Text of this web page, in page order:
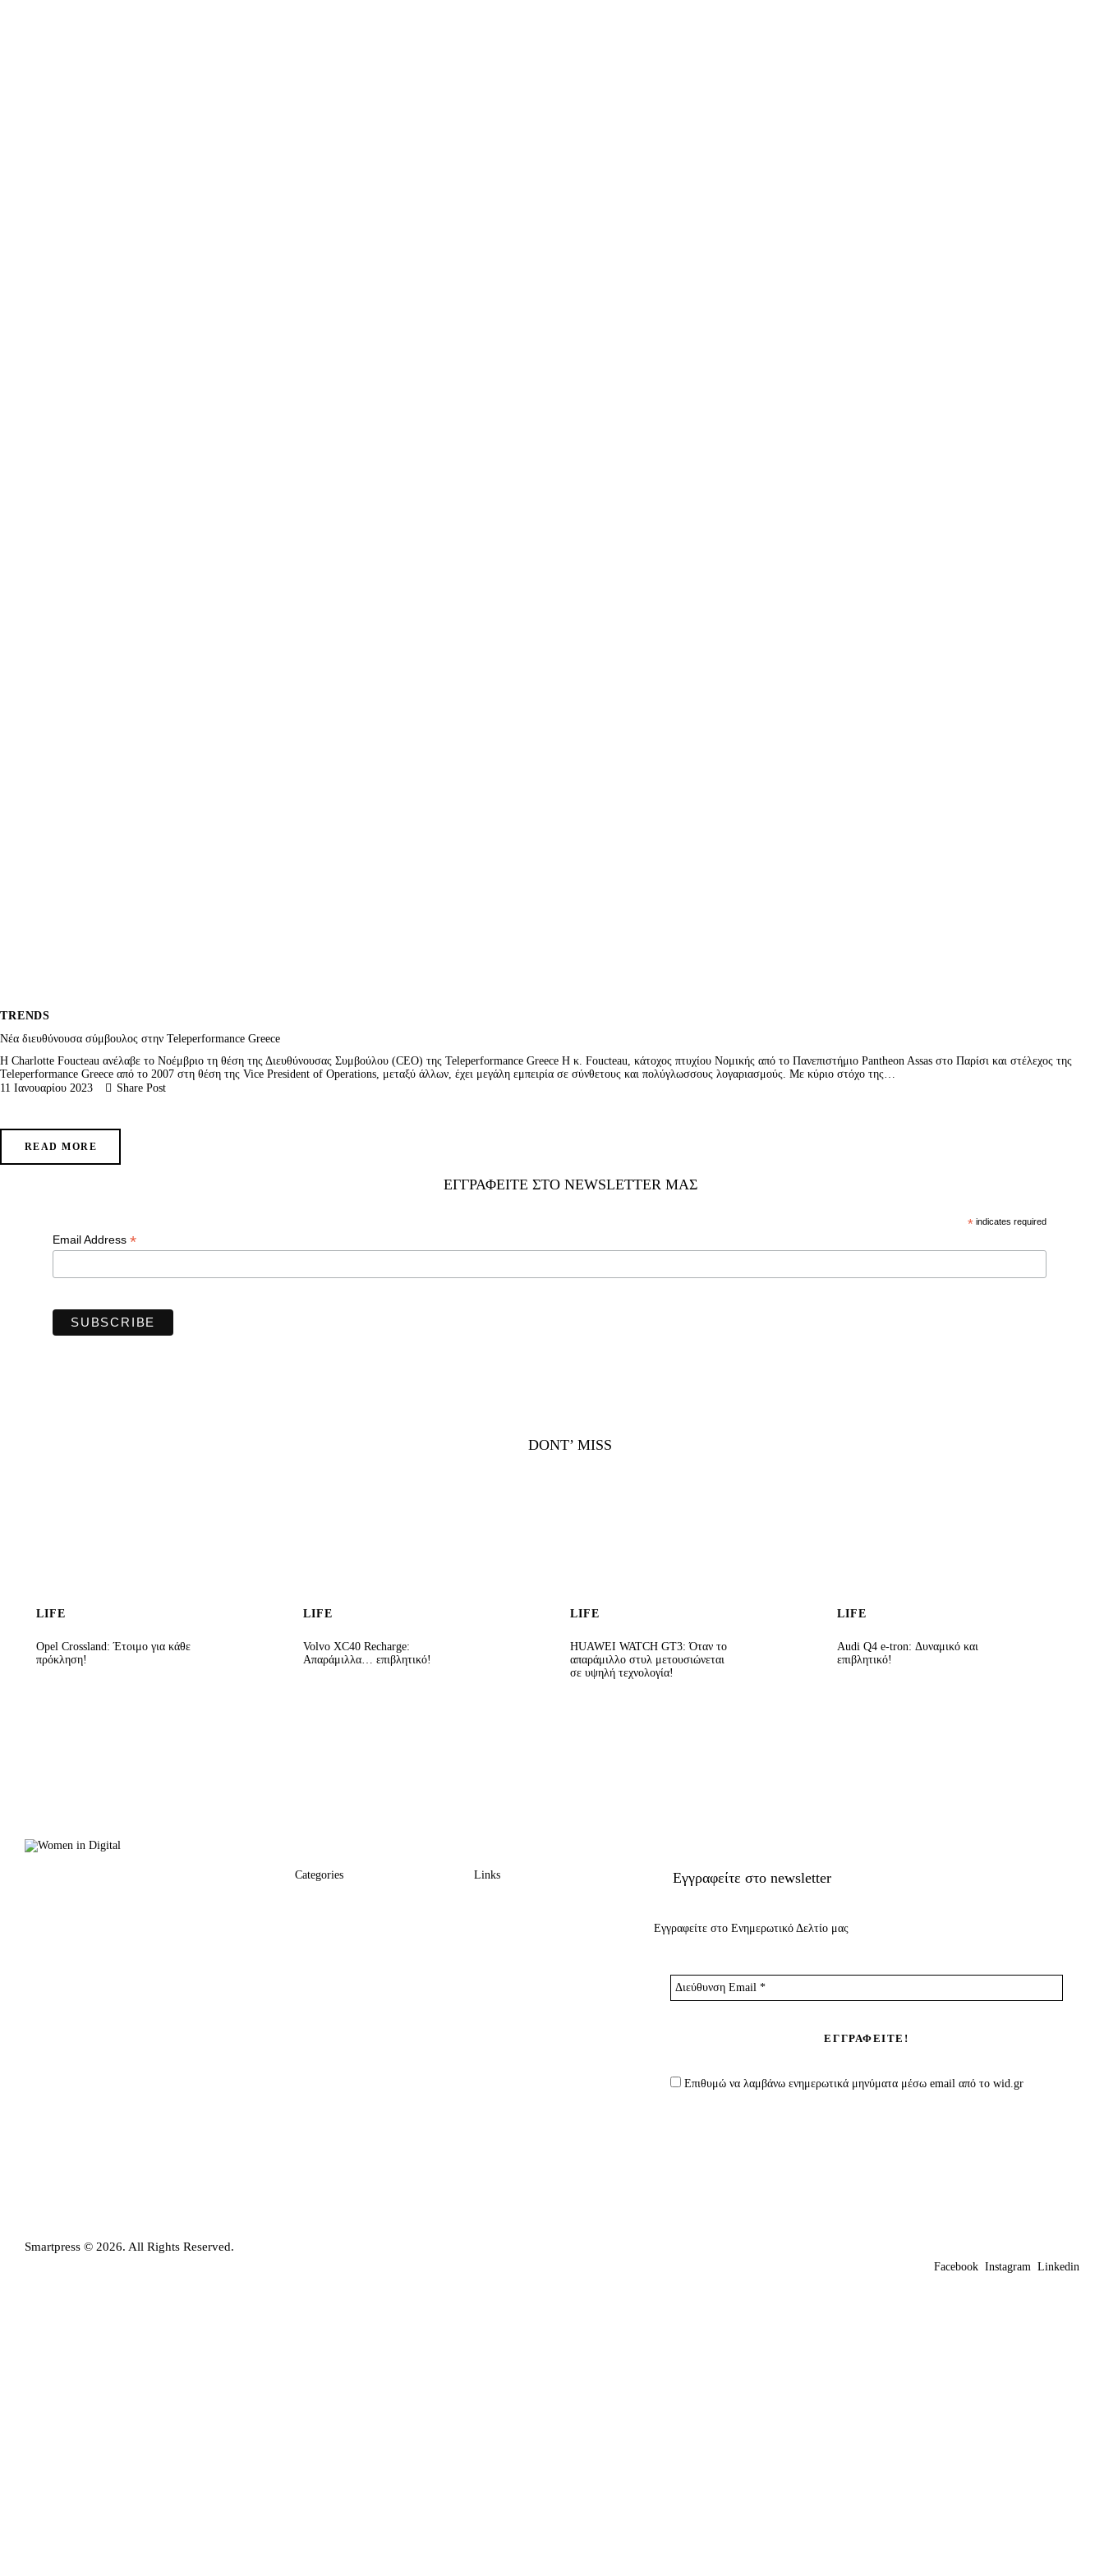
TRENDS
Νέα διευθύνουσα σύμβουλος στην Teleperformance Greece
H Charlotte Foucteau ανέλαβε το Νοέμβριο τη θέση της Διευθύνουσας Συμβούλου (CEO) της Teleperformance Greece H κ. Foucteau, κάτοχος πτυχίου Νομικής από το Πανεπιστήμιο Pantheon Assas στο Παρίσι και στέλεχος της
Teleperformance Greece από το 2007 στη θέση της Vice President of Operations, μεταξύ άλλων, έχει μεγάλη εμπειρία σε σύνθετους και πολύγλωσσους λογαριασμούς. Με κύριο στόχο της…
11 Ιανουαρίου 2023
Share Post
READ MORE
ΕΓΓΡΑΦΕΊΤΕ ΣΤΟ NEWSLETTER ΜΑΣ
*indicates required
Email Address *
DONT’ MISS
LIFE
Opel Crossland: Έτοιμο για κάθε
πρόκληση!
LIFE
Volvo XC40 Recharge:
Απαράμιλλα… επιβλητικό!
LIFE
HUAWEI WATCH GT3: Όταν το
απαράμιλλο στυλ μετουσιώνεται
σε υψηλή τεχνολογία!
LIFE
Audi Q4 e-tron: Δυναμικό και
επιβλητικό!
Categories Links Εγγραφείτε στο newsletter
Εγγραφείτε στο Ενημερωτικό Δελτίο μας
Διεύθυνση
Email
Επιθυμώ να λαμβάνω ενημερωτικά μηνύματα μέσω email από το wid.gr
Smartpress © 2026. All Rights Reserved.
Facebook Instagram Linkedin